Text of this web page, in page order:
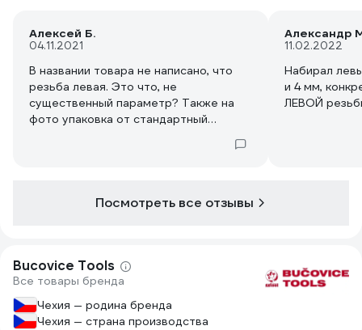
Алексей Б.
04.11.2021
В названии товара не написано, что
резьба левая. Это что, не
существенный параметр? Также на
фото упаковка от стандартный
Александр
11.02.2022
Набирал
и 4 мм,
ЛЕВОЙ
Посмотреть все отзывы
Bucovice Tools
Все товары бренда
Чехия — родина бренда
Чехия — страна производства